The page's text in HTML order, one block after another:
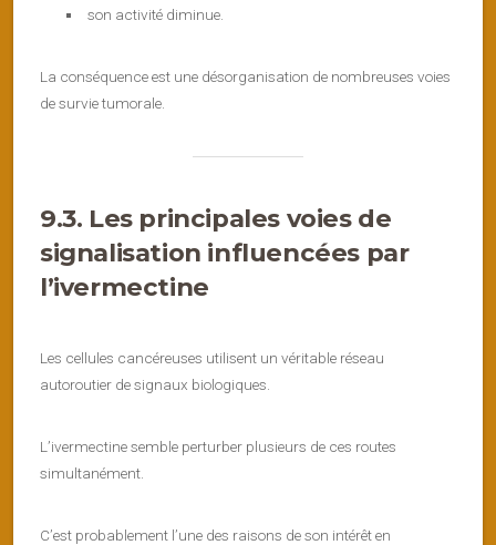
son activité diminue.
La conséquence est une désorganisation de nombreuses voies
de survie tumorale.
9.3. Les principales voies de
signalisation influencées par
l’ivermectine
Les cellules cancéreuses utilisent un véritable réseau
autoroutier de signaux biologiques.
L’ivermectine semble perturber plusieurs de ces routes
simultanément.
C’est probablement l’une des raisons de son intérêt en